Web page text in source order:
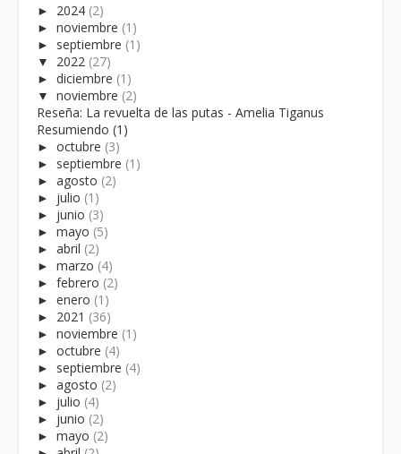
► 2024 (2)
► noviembre (1)
► septiembre (1)
▼
2022 (27)
► diciembre (1)
▼ noviembre (2)
Reseña: La revuelta de las putas - Amelia Tiganus
Resumiendo (1)
► octubre (3)
► septiembre (1)
► agosto (2)
► julio (1)
► junio (3)
► mayo (5)
► abril (2)
► marzo (4)
► febrero (2)
► enero (1)
► 2021 (36)
► noviembre (1)
► octubre (4)
► septiembre (4)
► agosto (2)
► julio (4)
► junio (2)
► mayo (2)